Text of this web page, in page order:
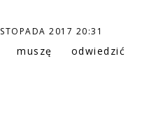
2017 20:31
odwiedzić